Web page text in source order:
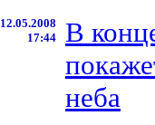
12.05.2008
17:44
В
неба